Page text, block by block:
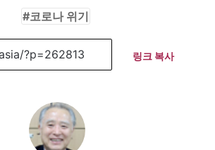
코로나 위기
링크 복사